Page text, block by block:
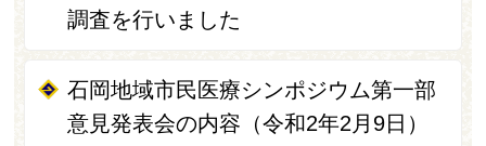
調査を行いました
石岡地域市民医療シンポジウム第一部
意見発表会の内容（令和2年2月9日）